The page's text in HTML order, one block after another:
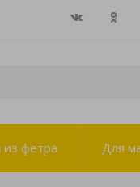
из фетра Для